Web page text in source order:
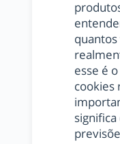
esse é
cookies